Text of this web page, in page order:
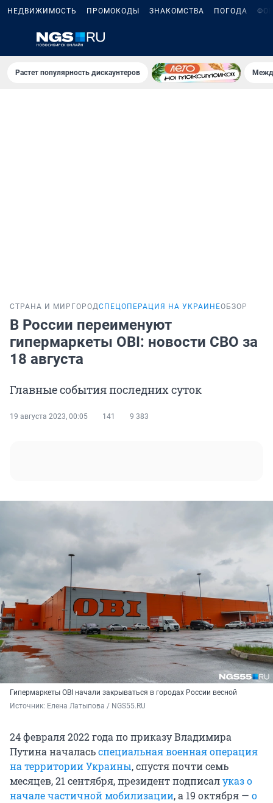
НЕДВИЖИМОСТЬ ПРОМОКОДЫ ЗНАКОМСТВА ПОГОДА
Растет популярность дискаунтеров
СТРАНА И МИР ГОРОДСПЕЦОПЕРАЦИЯ НА УКРАИНЕОБЗОР
В России переименуют
гипермаркеты OBI: новости СВО за
18 августа
Главные события последних суток
19 августа 2023, 00:05 141 9 383
Гипермаркеты OBI начали закрываться в городах России весной
Источник: Елена Латыпова / NGS55.RU
24 февраля 2022 года по приказу Владимира
Путина началасьспециальная военная операция
на территории Украины, спустя почти семь
месяцев, 21 сентября, президент подписалуказ о
начале частичной мобилизации, а 19 октября — о